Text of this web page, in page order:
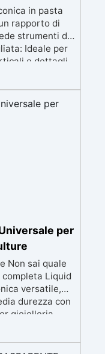
in pasta
rapporto di
strumenti di
Ideale per
e dettagli
gesso, cera,
inodore,
senza guanti o
e durabilità:
per
Non sai quale
Liquid
versatile,
durezza con
gioielleria,
saponi,
Compatibile